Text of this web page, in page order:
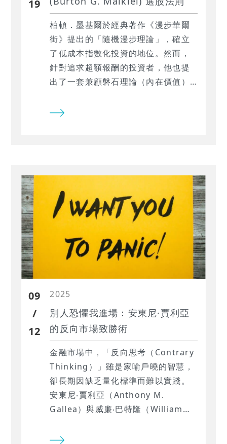
19
柏頓．墨基爾於經典著作《漫步華爾
街》提出的「隨機漫步理論」，確立
了低成本指數化投資的地位。然而，
針對追求超額報酬的投資者，他也提
出了一套兼顧磐石理論（內在價值）
指南，主張尋找「成長潛力被市場低
的策略，在當前市場波動中是否具備
創造穩定超額報酬的實戰價值，並展
示數據驅動決策在風險控管上的優
勢。
09
/
12
2025
別人恐懼我進場：安東尼·賈利亞
的反向市場致勝術
金融市場中，「反向思考（Contrary
Thinking）」雖是家喻戶曉的智慧，
卻長期因缺乏量化標準而難以實踐。
安東尼‧賈利亞（Anthony M.
Gallea）與威廉‧巴特隆（William
書中，正式將「恐懼與貪婪」的觀察